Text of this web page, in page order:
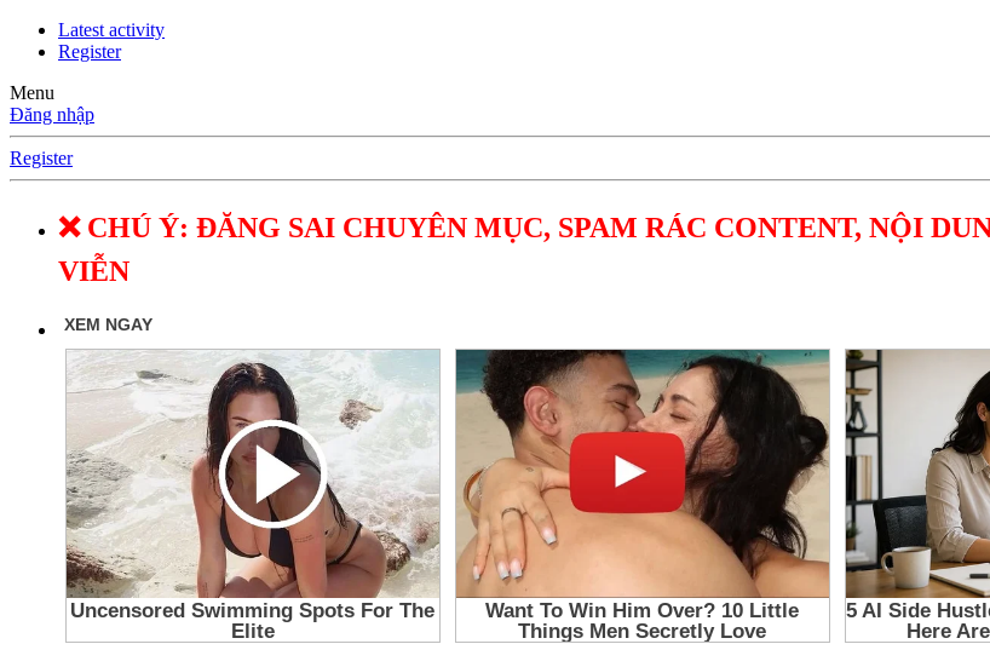
Latest activity
Register
Menu
Đăng nhập
Register
❌ CHÚ Ý: ĐĂNG SAI CHUYÊN MỤC, SPAM RÁC CONTENT, NỘI
VIỄN